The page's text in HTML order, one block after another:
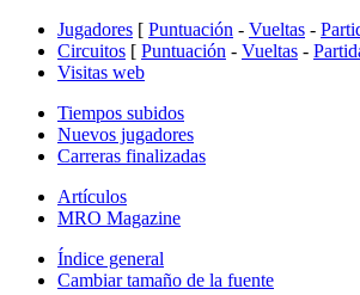
Jugadores [ Puntuación - Vueltas -
Circuitos [ Puntuación - Vueltas -
Visitas web
Tiempos subidos
Nuevos jugadores
Carreras finalizadas
Artículos
MRO Magazine
Índice general
Cambiar tamaño de la fuente